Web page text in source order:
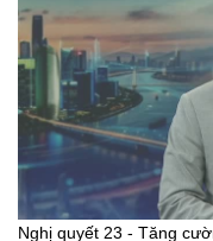
Nghị quyết 23 - Tăng